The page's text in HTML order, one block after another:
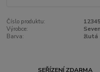
Číslo produktu:
Výrobce:
Barva:
žlutá
SEŘÍZENÍ ZDARMA